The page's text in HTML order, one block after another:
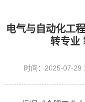
电气与自动化工
转专业
时间：2025-07-29